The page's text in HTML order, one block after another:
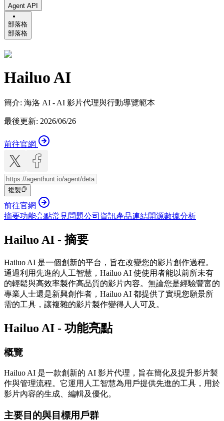
Agent API
部落格
部落格
Hailuo AI
簡介: 海洛 AI - AI 影片代理與行動導覽範本
最後更新: 2026/06/26
前往官網
複製
前往官網
摘要功能亮點常見問題公司資訊產品連結開源數據分析
Hailuo AI - 摘要
Hailuo AI 是一個創新的平台，旨在改變您的影片創作過程。
通過利用先進的人工智慧，Hailuo AI 使使用者能以前所未有
的輕鬆與高效率製作高品質的影片內容。無論您是經驗豐富的
專業人士還是新興創作者，Hailuo AI 都提供了實現您願景所
需的工具，讓複雜的影片製作變得人人可及。
Hailuo AI - 功能亮點
概覽
Hailuo AI 是一款創新的 AI 影片代理，旨在簡化及提升影片製
作與管理流程。它運用人工智慧為用戶提供先進的工具，用於
影片內容的生成、編輯及優化。
主要目的與目標用戶群